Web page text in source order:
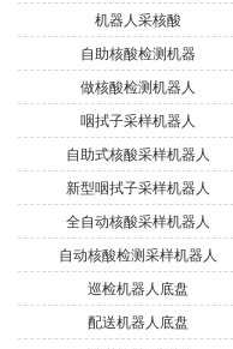
机器人采核酸
自助核酸检测机器
做核酸检测机器人
咽拭子采样机器人
自助式核酸采样机器人
新型咽拭子采样机器人
全自动核酸采样机器人
自动核酸检测采样机器人
巡检机器人底盘
配送机器人底盘